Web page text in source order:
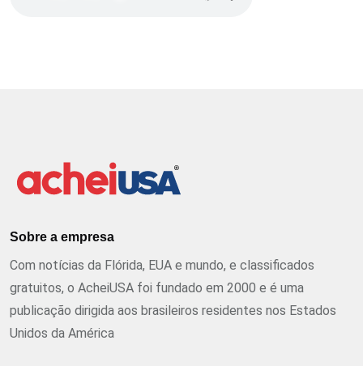
Sobre a empresa
Com notícias da Flórida, EUA e mundo, e classificados
gratuitos, o AcheiUSA foi fundado em 2000 e é uma
publicação dirigida aos brasileiros residentes nos Estados
Unidos da América